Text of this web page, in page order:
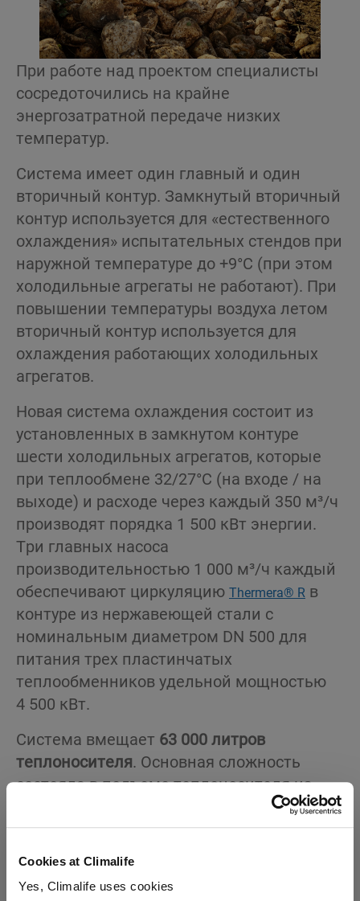
Cookies at Climalife
Yes, Climalife uses cookies
При работе над проектом специалисты
сосредоточились на крайне
энергозатратной передаче низких
температур.
Система имеет один главный и один
вторичный контур. Замкнутый вторичный
контур используется для «естественного
охлаждения» испытательных стендов при
наружной температуре до +9°C (при этом
холодильные агрегаты не работают). При
повышении температуры воздуха летом
вторичный контур используется для
охлаждения работающих холодильных
агрегатов.
Новая система охлаждения состоит из
установленных в замкнутом контуре
шести холодильных агрегатов, которые
при теплообмене 32/27°C (на входе / на
выходе) и расходе через каждый 350 м³/ч
производят порядка 1 500 кВт энергии.
Три главных насоса
производительностью 1 000 м³/ч каждый
обеспечивают циркуляцию Thermera® R в
контуре из нержавеющей стали с
номинальным диаметром DN 500 для
питания трех пластинчатых
теплообменников удельной мощностью
4 500 кВт.
Система вмещает 63 000 литров
теплоносителя. Основная сложность
состояла в подъеме теплоносителя из
заполнения установки. Для этого было
каждый и использован насос с давлением